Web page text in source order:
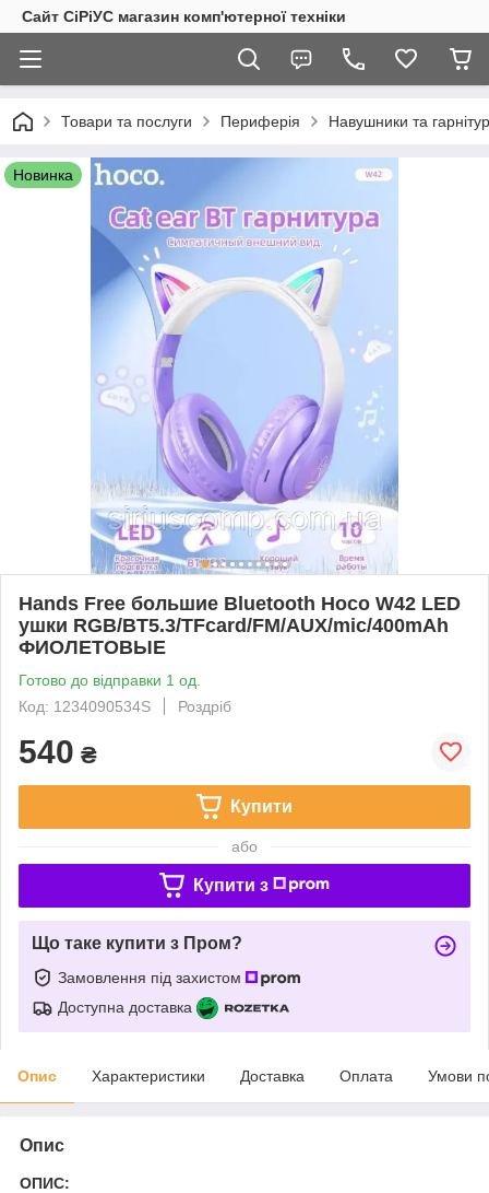
Сайт СiРiУС магазин комп'ютерної техніки
Товари та послуги Периферія Навушники та
Новинка
Hands Free большие Bluetooth Hoco W42 LED
ушки RGB/BT5.3/TFcard/FM/AUX/mic/400mAh
ФИОЛЕТОВЫЕ
Готово до відправки 1 од.
Код: 1234090534S
Роздріб
540 ₴
Купити
або
Купити з
Що таке купити з Пром?
Замовлення під захистом
Доступна доставка
Опис Характеристики Доставка Оплата Умови
Опис
ОПИС: